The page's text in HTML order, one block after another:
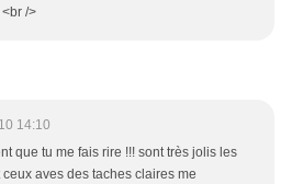
/>
14:10
que tu me fais rire !!! sont très jolis les
aves des taches claires me